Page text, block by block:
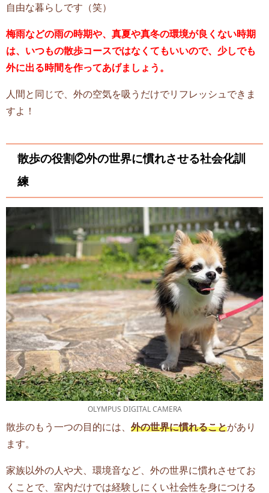
自由な暮らしです（笑）
梅雨などの雨の時期や、真夏や真冬の環境が良くない時期
は、いつもの散歩コースではなくてもいいので、少しでも
外に出る時間を作ってあげましょう。
人間と同じで、外の空気を吸うだけでリフレッシュできま
すよ！
散歩の役割②外の世界に慣れさせる社会化訓
練
OLYMPUS DIGITAL CAMERA
散歩のもう一つの目的には、 外の世界に慣れることがあり
ます。
家族以外の人や犬、環境音など、外の世界に慣れさせてお
くことで、室内だけでは経験しにくい社会性を身につける